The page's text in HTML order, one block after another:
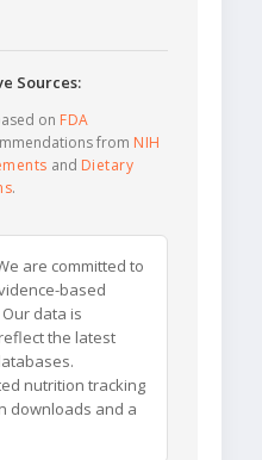
Sources:
on FDA
from NIH
and Dietary
.
are committed to
based
data is
the latest
nutrition tracking
downloads and a